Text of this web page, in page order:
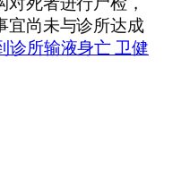
宜尚未与诊所达成
诊所输液身亡 卫健